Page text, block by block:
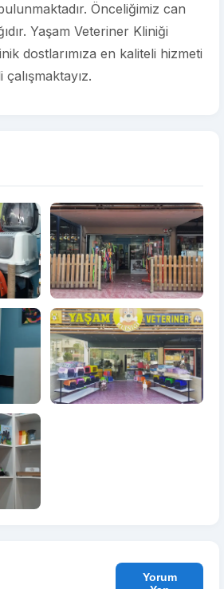
Önceliğimiz can
Yaşam Veteriner Kliniği
dostlarımıza en kaliteli hizmeti
Yorum